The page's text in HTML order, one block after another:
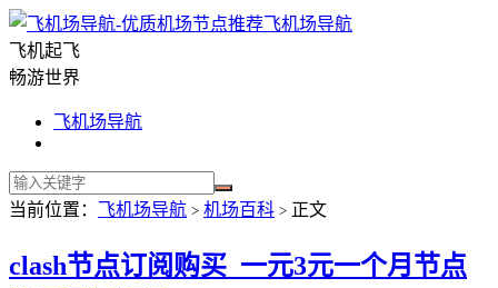
飞机场导航
飞机起飞
畅游世界
飞机场导航
当前位置： 飞机场导航 > 机场百科 > 正文
clash节点订阅购买_一元3元一个月节点